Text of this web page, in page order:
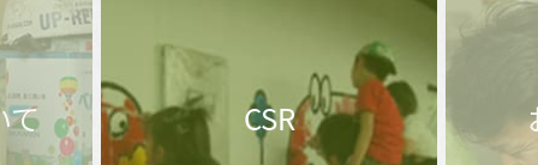
て CSR